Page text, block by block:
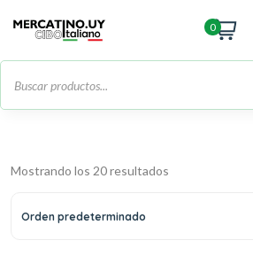
0
Mostrando los 20 resultados
Orden predeterminado